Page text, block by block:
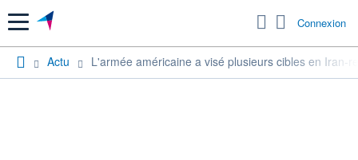
Menu Connexion
Actu L'armée américaine a visé plusieurs cibles en Iran-